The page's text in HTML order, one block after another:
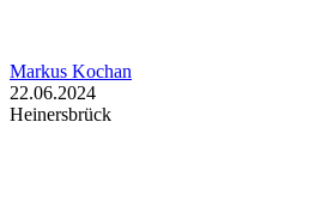
Markus Kochan
22.06.2024
Heinersbrück